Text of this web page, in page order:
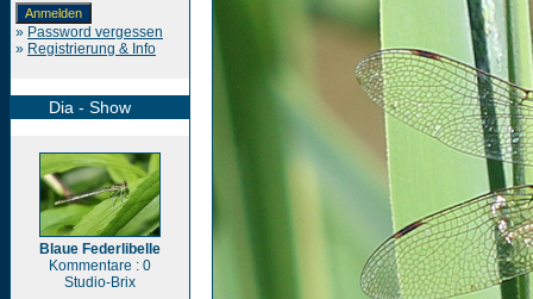
» Password vergessen
» Registrierung & Info
Dia - Show
Blaue Federlibelle
Kommentare : 0
Studio-Brix